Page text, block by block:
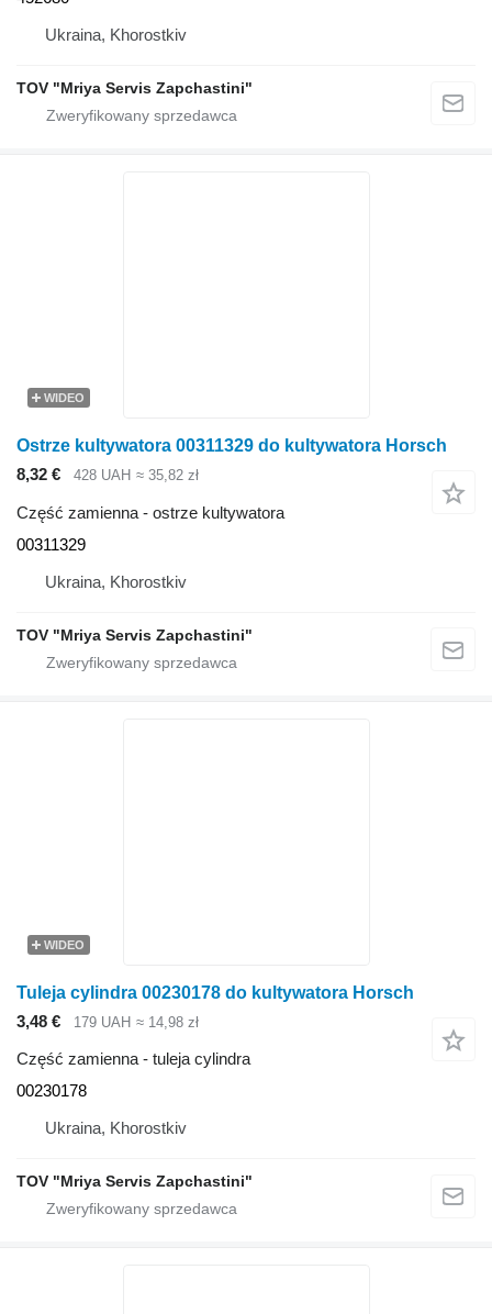
Ukraina, Khorostkiv
TOV "Mriya Servis Zapchastini"
WIDEO
Ostrze kultywatora 00311329 do kultywatora Horsch
8,32 €
428 UAH ≈ 35,82 zł
Część zamienna - ostrze kultywatora
00311329
Ukraina, Khorostkiv
TOV "Mriya Servis Zapchastini"
WIDEO
Tuleja cylindra 00230178 do kultywatora Horsch
3,48 €
179 UAH ≈ 14,98 zł
Część zamienna - tuleja cylindra
00230178
Ukraina, Khorostkiv
TOV "Mriya Servis Zapchastini"